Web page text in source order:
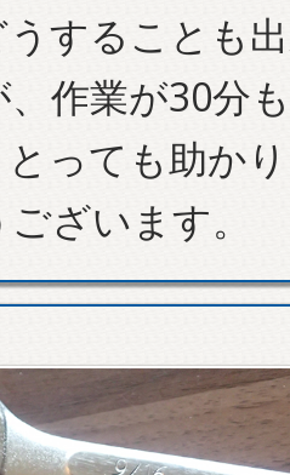
することも
作業が30分
っても助か
ざいます。